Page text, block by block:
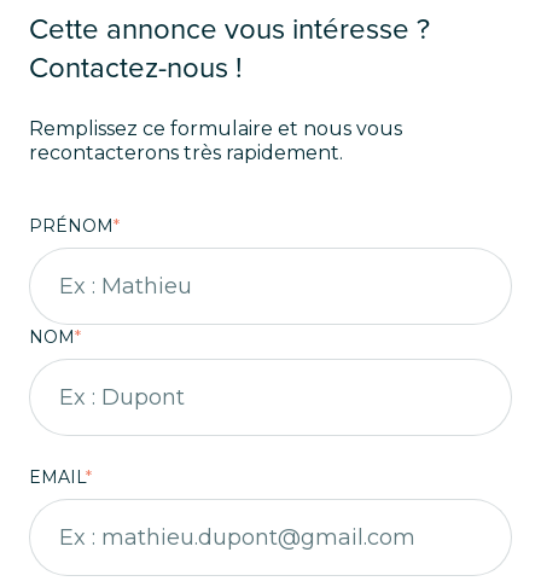
Cette annonce vous intéresse ?
Contactez-nous !
Remplissez ce formulaire et nous vous
recontacterons très rapidement.
PRÉNOM*
NOM*
EMAIL*